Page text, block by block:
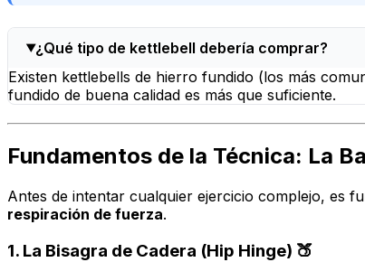
¿Qué tipo de kettlebell debería comprar?
Existen kettlebells de hierro fundido (los más
fundido de buena calidad es más que suficiente.
Fundamentos de la Técnica: La
Antes de intentar cualquier ejercicio complejo, es
respiración de fuerza.
1. La Bisagra de Cadera (Hip Hinge) 🍑